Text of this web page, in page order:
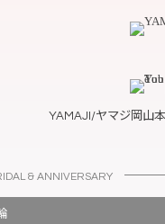
YAMAJI/ヤマジ岡山
& ANNIVERSARY